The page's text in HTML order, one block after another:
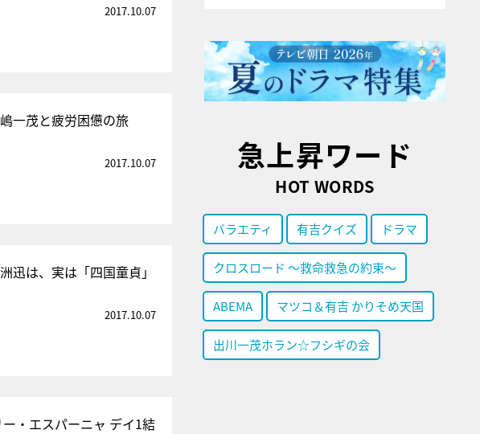
2017.10.07
一茂と疲労困憊の旅
2017.10.07
迅は、実は「四国童貞」
2017.10.07
・エスパーニャ デイ1結
急上昇ワード
HOT WORDS
バラエティ 有吉クイズ ドラマ
クロスロード ～救命救急の約束～
ABEMA マツコ＆有吉 かりそめ天国
出川一茂ホラン☆フシギの会